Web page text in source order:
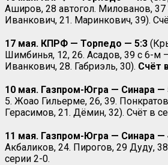
Аширов, 28 автогол. Милованов, 37
Иванкович, 21. Маринкович, 39).
17 мая. КПРФ — Торпедо — 5:3
Шимбинья, 12, 26. Асадов, 39 с 6-м
Иванкович, 28. Габриэль, 30). Счёт
10 мая. Газпром-Югра — Синара —
5. Жоао Гильерме, 26, 39.
Герасимов, 21. Дёмин, 32). Счёт в
11 мая. Газпром-Югра — Синара —
Акбаликов, 24. Пирогов, 29 Дуду,
серии 2-0.